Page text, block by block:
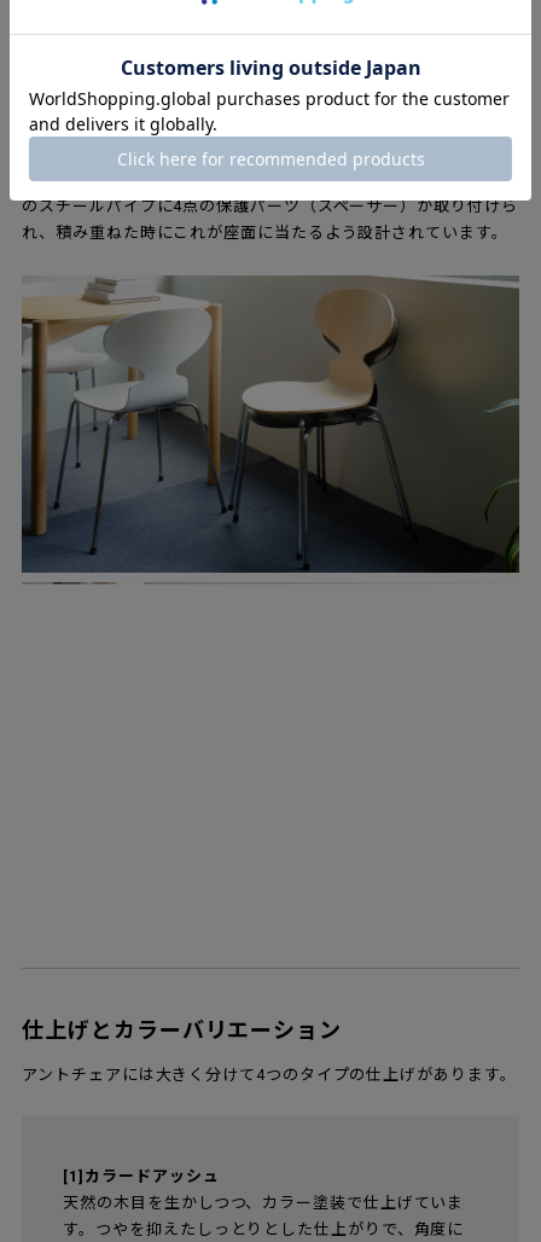
スタッキング機能
アントチェアは最大12脚まで、スタッキングができます。軽量で
小ぶりな上、積み重ねた状態でもデザイン性が損なわれないた
め、オフィスや公共の場で活躍してきました。住宅で使われる際
も使わないときは部屋の片隅に重ねて置いておけるため、便利で
す。またスタッキングの際、レッグで座面が傷つかないよう座裏
のスチールパイプに4点の保護パーツ（スペーサー）が取り付けら
れ、積み重ねた時にこれが座面に当たるよう設計されています。
仕上げとカラーバリエーション
アントチェアには大きく分けて4つのタイプの仕上げがあります。
[1]カラードアッシュ
天然の木目を生かしつつ、カラー塗装で仕上げていま
す。つやを抑えたしっとりとした仕上がりで、角度に